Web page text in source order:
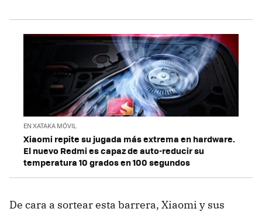
EN XATAKA MÓVIL
Xiaomi repite su jugada más extrema en hardware.
El nuevo Redmi es capaz de auto-reducir su
temperatura 10 grados en 100 segundos
De cara a sortear esta barrera, Xiaomi y sus